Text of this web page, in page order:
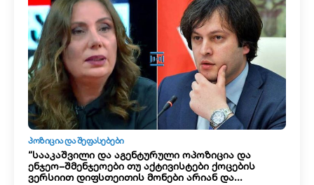
ᲞᲝᲖᲘᲪᲘᲐ ᲓᲐ ᲨᲔᲤᲐᲡᲔᲑᲔᲑᲘ
“სააკაშვილი და აგენტურული ოპოზიცია და
ენჯეო–შმენჯეოები თუ აქტივისტები ქოცების
ვერსიით დიფსთეითის მონები არიან და...